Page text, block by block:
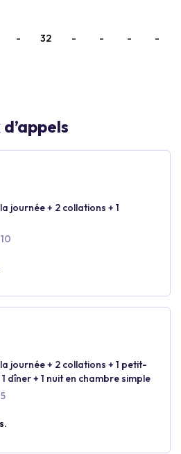
- 32 - - - -
journée + 2 collations + 1
journée + 2 collations + 1 petit-
dîner + 1 nuit en chambre simple